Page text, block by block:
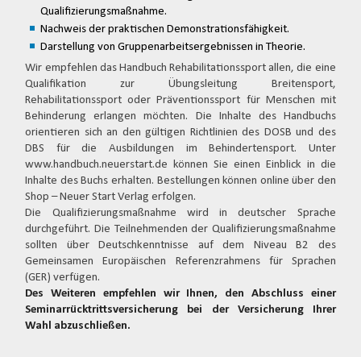
Qualifizierungsmaßnahme.
Nachweis der praktischen Demonstrationsfähigkeit.
Darstellung von Gruppenarbeitsergebnissen in Theorie.
Wir empfehlen das Handbuch Rehabilitationssport allen, die eine
Qualifikation zur Übungsleitung Breitensport,
Rehabilitationssport oder Präventionssport für Menschen mit
Behinderung erlangen möchten. Die Inhalte des Handbuchs
orientieren sich an den gültigen Richtlinien des DOSB und des
DBS für die Ausbildungen im Behindertensport. Unter
www.handbuch.neuerstart.de können Sie einen Einblick in die
Inhalte des Buchs erhalten. Bestellungen können online über den
Shop – Neuer Start Verlag erfolgen.
Die Qualifizierungsmaßnahme wird in deutscher Sprache
durchgeführt. Die Teilnehmenden der Qualifizierungsmaßnahme
sollten über Deutschkenntnisse auf dem Niveau B2 des
Gemeinsamen Europäischen Referenzrahmens für Sprachen
(GER) verfügen.
Des Weiteren empfehlen wir Ihnen, den Abschluss einer
Seminarrücktrittsversicherung bei der Versicherung Ihrer
Wahl abzuschließen.